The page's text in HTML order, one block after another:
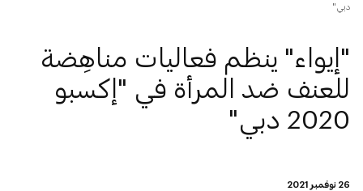
دبي"
26 نوفمبر 2021
"إيواء" ينظم فعاليات مناهِضة
للعنف ضد المرأة في "إكسبو
2020 دبي"